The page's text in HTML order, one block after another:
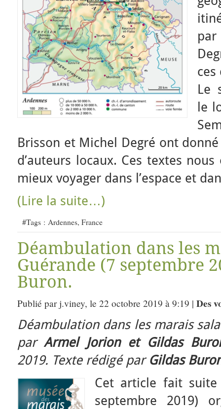
ces
Le
le
Brisson et Michel Degré ont
d’auteurs locaux. Ces textes
mieux voyager dans l’espace et
(Lire la suite…)
#Tags : Ardennes, France
Déambulation dans les
Guérande (7 septembre
Buron.
Publié par j.viney, le 22 octobre 2019 à 9:19 | Des
Déambulation dans les marais
parArmel Jorion et Gildas
2019. Texte rédigé par Gildas
Cet article fait
septembre 2019)